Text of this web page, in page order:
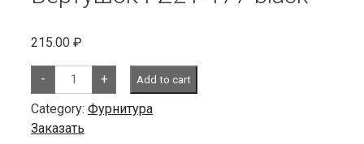
215.00 ₽
-
Коммерческое
предложение
Комплект
фурнитуры
21
серия
+ Add to cart
Category: Фурнитура
Заказать